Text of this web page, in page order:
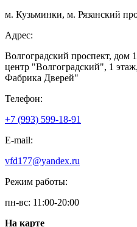
м. Кузьминки, м. Рязанский
Адрес:
Волгоградский проспект, дом
центр "Волгоградский", 1
Фабрика Дверей"
Телефон:
+7 (993) 599-18-91
E-mail:
vfd177@yandex.ru
Режим работы:
пн-вс: 11:00-20:00
На карте